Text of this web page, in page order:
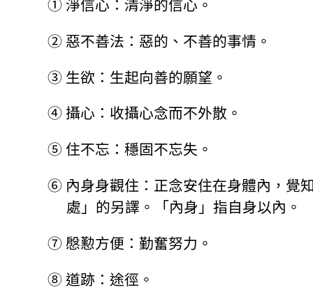
① 淨信心：清淨的信心。
② 惡不善法：惡的、不善的事情。
③ 生欲：生起向善的願望。
④ 攝心：收攝心念而不外散。
⑤ 住不忘：穩固不忘失。
⑥ 內身身觀住：正念安住在身體內，覺
處」的另譯。「內身」指自身以內。
⑦ 慇懃方便：勤奮努力。
⑧ 道跡：途徑。